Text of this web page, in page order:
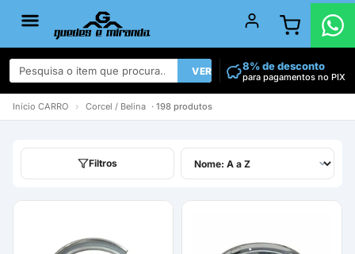
VER TODOS8% de desconto
para pagamentos no PIX
Início CARRO › Corcel / Belina · 198 produtos
Filtros